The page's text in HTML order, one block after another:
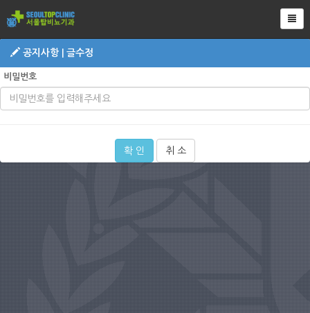
공지사항 | 글수정
비밀번호
확 인 취 소